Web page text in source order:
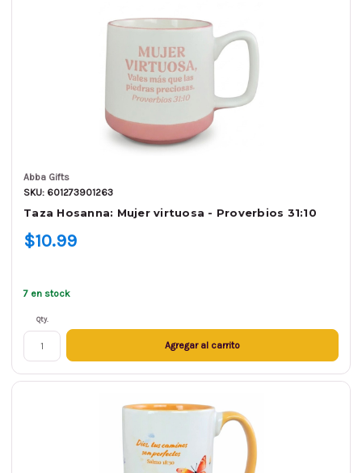
Abba Gifts
SKU: 601273901263
Taza Hosanna: Mujer virtuosa - Proverbios 31:10
$10.99
7 en stock
Qty.
Agregar al carrito